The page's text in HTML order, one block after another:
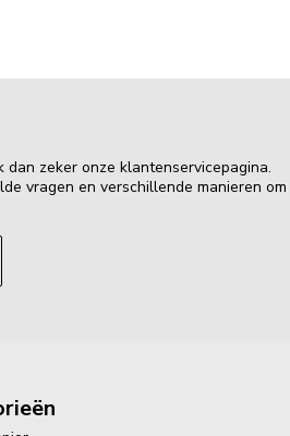
zeker onze klantenservicepagina.
vragen en verschillende manieren om